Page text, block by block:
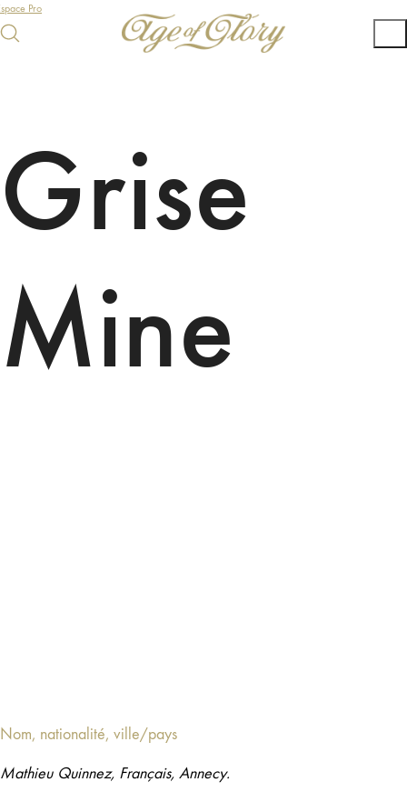
Pro
Grise
Mine
Nom, nationalité, ville/pays
Mathieu Quinnez, Français, Annecy.